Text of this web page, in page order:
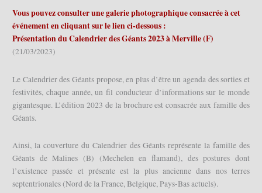
Vous pouvez consulter une galerie photographique consacrée à cet
événement en cliquant sur le lien ci-dessous :
Présentation du Calendrier des Géants 2023 à Merville (F)
(21/03/2023)
Le Calendrier des Géants propose, en plus d’être un agenda des sorties et
festivités, chaque année, un fil conducteur d’informations sur le monde
gigantesque. L’édition 2023 de la brochure est consacrée aux famille des
Géants.
Ainsi, la couverture du Calendrier des Géants représente la famille des
Géants de Malines (B) (Mechelen en flamand), des postures dont
l’existence passée et présente est la plus ancienne dans nos terres
septentrionales (Nord de la France, Belgique, Pays-Bas actuels).